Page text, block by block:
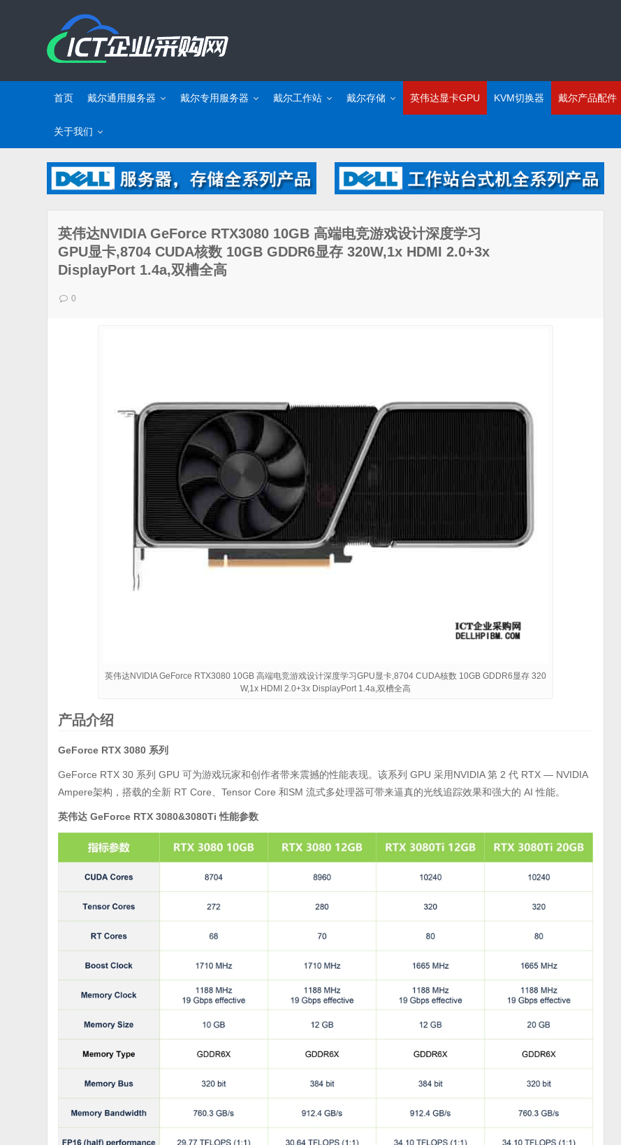
首页 戴尔通用服务器 戴尔专用服务器 戴尔工作站 戴尔存储 英伟达显卡GPU KVM切换器 戴尔产品配件
关于我们
英伟达NVIDIA GeForce RTX3080 10GB 高端电竞游戏设计深度学习
GPU显卡,8704 CUDA核数 10GB GDDR6显存 320W,1x HDMI 2.0+3x
DisplayPort 1.4a,双槽全高
0
英伟达NVIDIA GeForce RTX3080 10GB 高端电竞游戏设计深度学习GPU显卡,8704 CUDA核数 10GB GDDR6显存 320
W,1x HDMI 2.0+3x DisplayPort 1.4a,双槽全高
产品介绍
GeForce RTX 3080 系列
GeForce RTX 30 系列 GPU 可为游戏玩家和创作者带来震撼的性能表现。该系列 GPU 采用NVIDIA 第 2 代 RTX — NVIDIA
Ampere架构，搭载的全新 RT Core、Tensor Core 和SM 流式多处理器可带来逼真的光线追踪效果和强大的 AI 性能。
英伟达 GeForce RTX 3080&3080Ti 性能参数